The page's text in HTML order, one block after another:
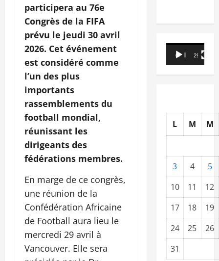
participera au 76e
Congrès de la FIFA
prévu le jeudi 30 avril
2026. Cet événement
est considéré comme
l’un des plus
importants
rassemblements du
football mondial,
réunissant les
dirigeants des
fédérations membres.
En marge de ce congrès,
une réunion de la
Confédération Africaine
de Football aura lieu le
mercredi 29 avril à
Vancouver. Elle sera
Lecteur
vidéo
00:00 29:21
L M M
3 4
5
10
11
12
17
18
19
24
25
26
31